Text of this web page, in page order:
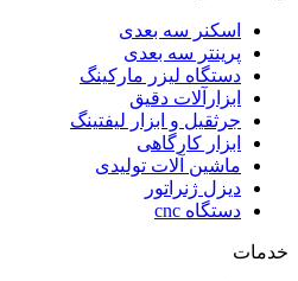
اسکنر سه بعدی
پرینتر سه بعدی
دستگاه لیزر مارکینگ
ابزارآلات دقیق
جرثقیل و ابزار لیفتینگ
ابزار کارگاهی
ماشین آلات تولیدی
دیزل ژنراتور
دستگاه cnc
خدمات